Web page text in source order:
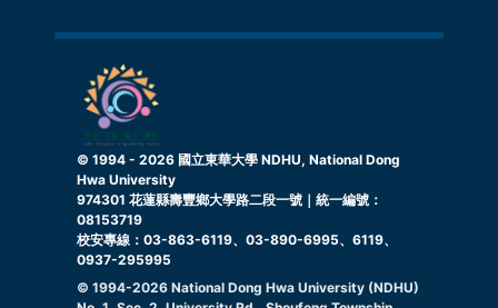
© 1994 - 2026 國立東華大學 NDHU, National Dong
Hwa University
974301 花蓮縣壽豐鄉大學路二段一號｜統一編號：
08153719
校安專線：03-863-6119、03-890-6995、6119、
0937-295995
© 1994-2026 National Dong Hwa University (NDHU)